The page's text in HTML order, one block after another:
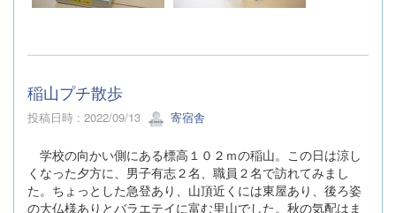
稲山プチ散歩
投稿日時 : 2022/09/13 寄宿舎
学校の向かい側にある標高１０２ｍの稲山。この日は涼し
くなった夕方に、男子有志２名、職員２名で訪れてみまし
た。ちょっとした急登あり、山頂近くには東屋あり、後ろ姿
の大仏様ありとバラエテイに富む里山でした。秋の気配はま